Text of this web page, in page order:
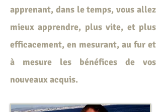
apprenant, dans le temps, vous allez
mieux apprendre, plus vite, et plus
efficacement, en mesurant, au fur et
à mesure les bénéfices de vos
nouveaux acquis.